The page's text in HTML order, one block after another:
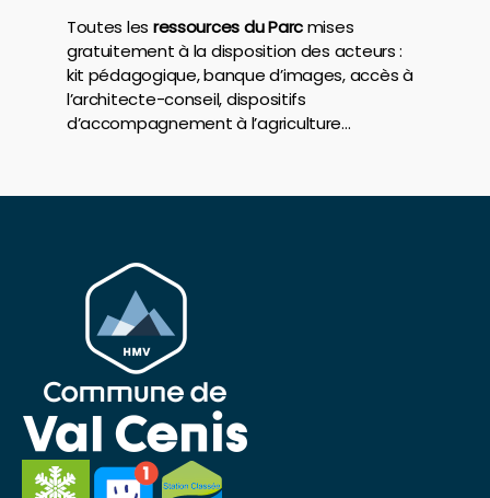
Toutes les ressources du Parcmises
gratuitement à la disposition des acteurs :
kit pédagogique, banque d’images, accès à
l’architecte-conseil, dispositifs
d’accompagnement à l’agriculture…